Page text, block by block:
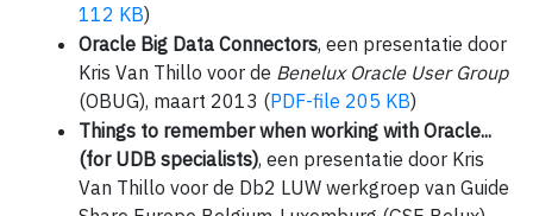
112 KB)
Oracle Big Data Connectors, een presentatie door
Kris Van Thillo voor de Benelux Oracle User Group
(OBUG), maart 2013 (PDF-file 205 KB)
Things to remember when working with Oracle...
(for UDB specialists), een presentatie door Kris
Van Thillo voor de Db2 LUW werkgroep van Guide